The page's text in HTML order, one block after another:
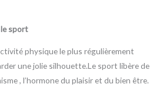
sport
physique le plus régulièrement
une jolie silhouette.Le sport libère de
, l’hormone du plaisir et du bien être.